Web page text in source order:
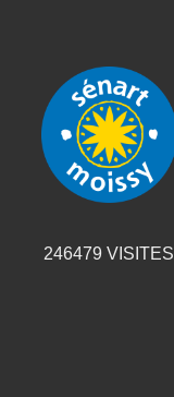
246479 VISITES